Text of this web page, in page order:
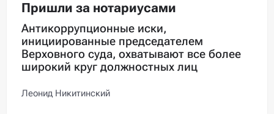
Пришли за нотариусами
Антикоррупционные иски,
инициированные председателем
Верховного суда, охватывают все более
широкий круг должностных лиц
Леонид Никитинский